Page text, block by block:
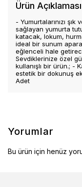
Ürün Açıklaması
- Yumurtalarınızı şık
sağlayan yumurta
katacak, lokum,
ideal bir sunum
eğlenceli hale
Sevdiklerinize özel
kullanışlı bir ürün.; -
estetik bir dokunuş
Adet
Yorumlar
Bu ürün için henüz